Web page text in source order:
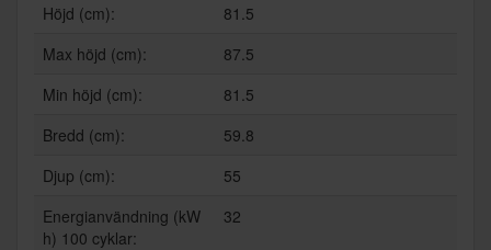
Höjd (cm):
81.5
Max höjd (cm):
87.5
Min höjd (cm):
81.5
Bredd (cm):
59.8
Djup (cm):
55
Energianvändning (kW
h) 100 cyklar:
32